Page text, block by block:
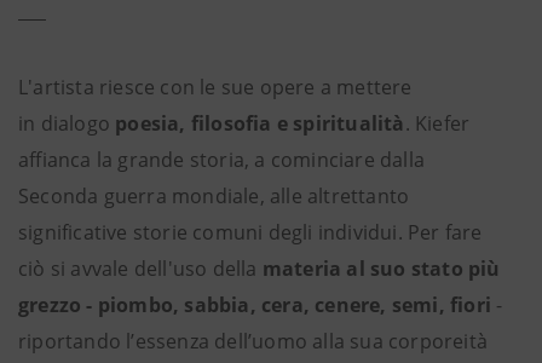
L'artista riesce con le sue opere a mettere
in dialogo poesia, filosofia e spiritualità. Kiefer
affianca la grande storia, a cominciare dalla
Seconda guerra mondiale, alle altrettanto
significative storie comuni degli individui. Per fare
ciò si avvale dell'uso della materia al suo stato più
grezzo - piombo, sabbia, cera, cenere, semi, fiori -
riportando l’essenza dell’uomo alla sua corporeità